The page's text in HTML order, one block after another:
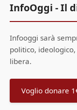
InfoOggi - Il
Infooggi sarà
politico,
libera.
Voglio donare